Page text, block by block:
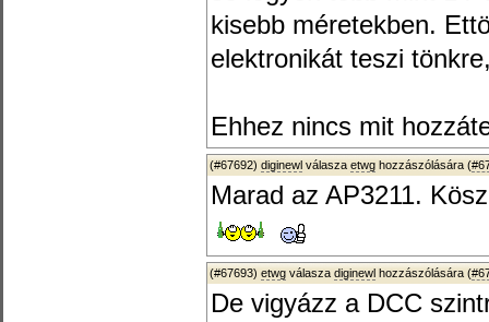
kisebb méretekben.
elektronikát teszi
Ehhez nincs mit
(#67692) diginewl válasza etwg hozzászólására (
Marad az AP3211.
(#67693) etwg válasza diginewl hozzászólására (
De vigyázz a DCC